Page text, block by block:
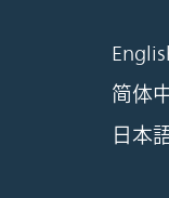
简体
日本